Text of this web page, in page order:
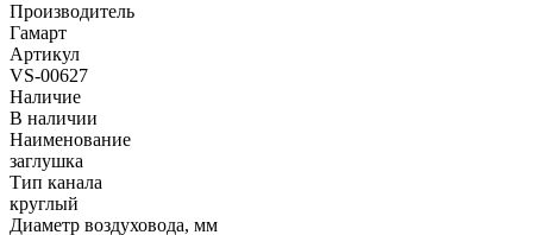
Производитель
Гамарт
Артикул
VS-00627
Наличие
В наличии
Наименование
заглушка
Тип канала
круглый
Диаметр воздуховода, мм